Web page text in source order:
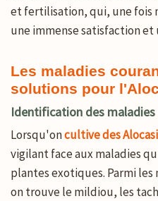
et fertilisation, qui, une fois
une immense satisfaction
Les maladies
solutions pour
Identification des
Lorsqu'oncultive des
vigilant face aux maladies
plantes exotiques. Parmi
on trouve le mildiou, les